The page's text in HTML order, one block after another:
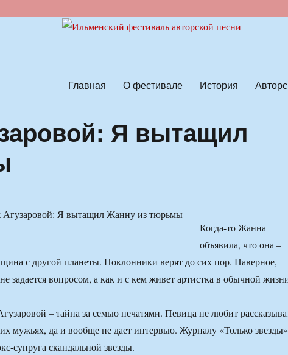
Главная О фестивале История
Я вытащил
Когда-то Жанна
объявила, что она –
с другой планеты. Поклонники верят до сих пор. Наверное,
задается вопросом, а как и с кем живет артистка в обычной
– тайна за семью печатями. Певица не любит
мужьях, да и вообще не дает интервью. Журналу «Только звезды»
супруга скандальной звезды.